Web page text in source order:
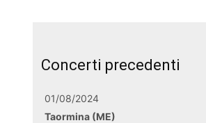
Concerti precedenti
01/08/2024
Taormina (ME)